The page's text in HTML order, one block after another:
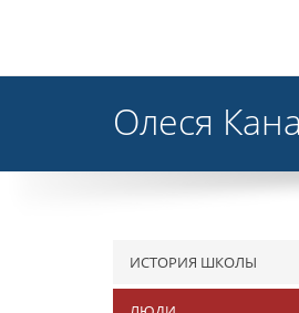
Олеся
ИСТОРИЯ ШКОЛЫ